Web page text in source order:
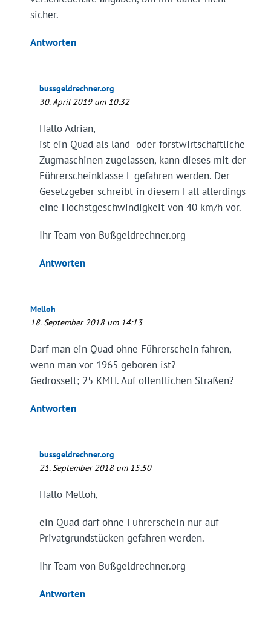
sicher.
Antworten
bussgeldrechner.org
30. April 2019 um 10:32
Hallo Adrian,
ist ein Quad als land- oder forstwirtschaftliche
Zugmaschinen zugelassen, kann dieses mit der
Führerscheinklasse L gefahren werden. Der
Gesetzgeber schreibt in diesem Fall allerdings
eine Höchstgeschwindigkeit von 40 km/h vor.
Ihr Team von Bußgeldrechner.org
Antworten
Melloh
18. September 2018 um 14:13
Darf man ein Quad ohne Führerschein fahren,
wenn man vor 1965 geboren ist?
Gedrosselt; 25 KMH. Auf öffentlichen Straßen?
Antworten
bussgeldrechner.org
21. September 2018 um 15:50
Hallo Melloh,
ein Quad darf ohne Führerschein nur auf
Privatgrundstücken gefahren werden.
Ihr Team von Bußgeldrechner.org
Antworten